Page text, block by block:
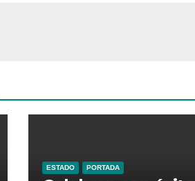
ESTADO PORTADA